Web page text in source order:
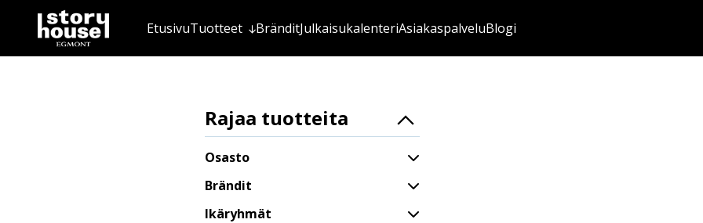
EtusivuTuotteet BränditJulkaisukalenteriAsiakaspalveluBlogi
Rajaa tuotteita
Osasto
Brändit
Ikäryhmät